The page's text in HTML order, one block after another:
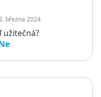
března 2024
užitečná?